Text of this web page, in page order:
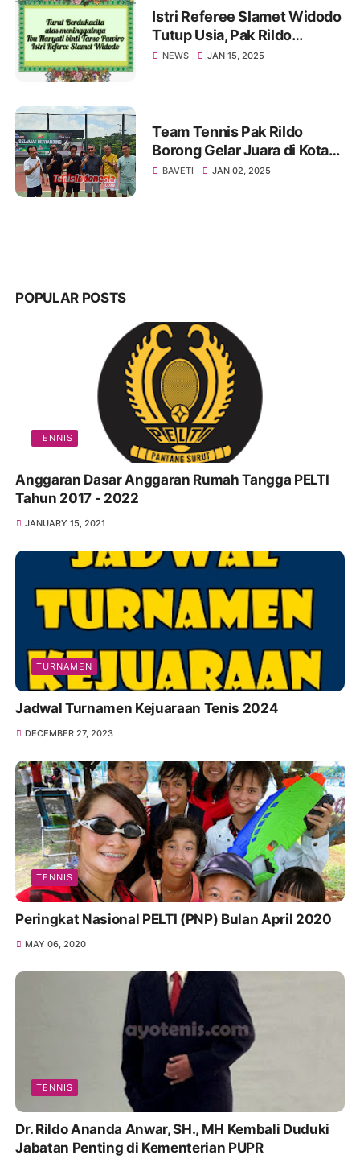
Istri Referee Slamet Widodo
Tutup Usia, Pak Rildo
Sampaikan Ucapan
NEWS JAN 15, 2025
Team Tennis Pak Rildo
Borong Gelar Juara di Kota
Atlas
BAVETI JAN 02, 2025
POPULAR POSTS
TENNIS
Anggaran Dasar Anggaran Rumah Tangga PELTI
Tahun 2017 - 2022
JANUARY 15, 2021
TURNAMEN
Jadwal Turnamen Kejuaraan Tenis 2024
DECEMBER 27, 2023
TENNIS
Peringkat Nasional PELTI (PNP) Bulan April 2020
MAY 06, 2020
TENNIS
Dr. Rildo Ananda Anwar, SH., MH Kembali Duduki
Jabatan Penting di Kementerian PUPR